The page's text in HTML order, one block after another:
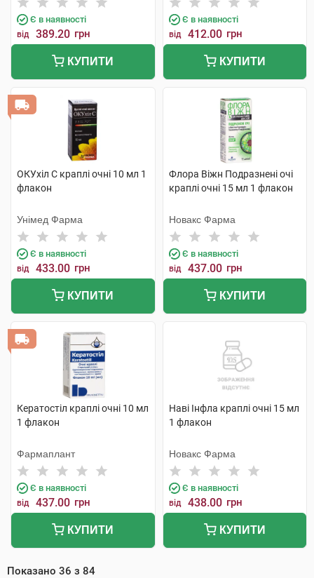
Є в наявності
від 389.20 грн
КУПИТИ
Є в наявності
від 412.00 грн
КУПИТИ
ОКУхіл С краплі очні 10 мл 1
флакон
Унімед Фарма
Є в наявності
від 433.00 грн
КУПИТИ
Флора Віжн Подразнені очі
краплі очні 15 мл 1 флакон
Новакс Фарма
Є в наявності
від 437.00 грн
КУПИТИ
Кератостіл краплі очні 10 мл
1 флакон
Фармаплант
Є в наявності
від 437.00 грн
КУПИТИ
Наві Інфла краплі очні 15 мл
1 флакон
Новакс Фарма
Є в наявності
від 438.00 грн
КУПИТИ
Показано 36 з 84